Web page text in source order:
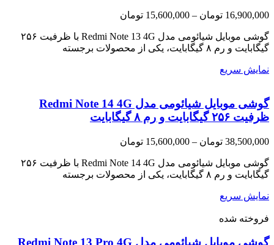
16,900,000 تومان –
15,600,000 تومان
15,600,000 تومان
through
گوشی موبایل شیائومی مدل Redmi Note 13 4G با ظرفیت ۲۵۶
گیگابایت و رم ۸ گیگابایت، یکی از محصولات برجسته
نمایش سریع
گوشی موبایل شیائومی مدل Redmi Note 14 4G
ظرفیت ۲۵۶ گیگابایت و رم ۸ گیگابایت
38,500,000 تومان –
15,600,000 تومان
15,600,000 تومان
through
گوشی موبایل شیائومی مدل Redmi Note 14 4G با ظرفیت ۲۵۶
گیگابایت و رم ۸ گیگابایت، یکی از محصولات برجسته
نمایش سریع
فروخته شده
گوشی موبایل شیائومی مدل Redmi Note 13 Pro 4G